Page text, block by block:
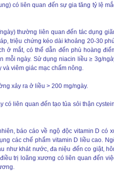
có liên quan đến sự gia tăng tỷ lệ
thường liên quan đến tác dụng
triệu chứng kéo dài khoảng 20-30
ở mắt, có thể dẫn đến phù hoàng
mỗi ngày. Sử dụng niacin liều ≥ 3g/
và viêm giác mạc chấm nông.
xảy ra ở liều > 200 mg/ngày.
có liên quan đến tạo tủa sỏi thận
báo cáo về ngộ độc vitamin D có
các chế phẩm vitamin D liều cao.
như khát nước, đa niệu đến co giật,
trị loãng xương có liên quan đến